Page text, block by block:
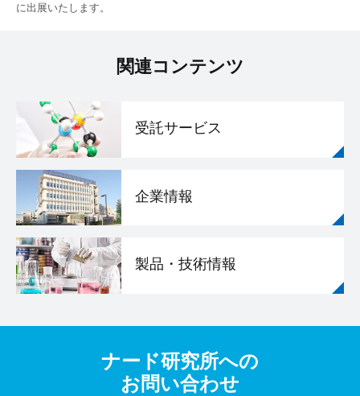
に出展いたします。
関連コンテンツ
受託サービス
企業情報
製品・技術情報
ナード研究所への
お問い合わせ